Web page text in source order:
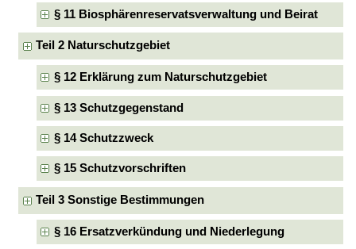
§ 11 Biosphärenreservatsverwaltung und Beirat
Teil 2 Naturschutzgebiet
§ 12 Erklärung zum Naturschutzgebiet
§ 13 Schutzgegenstand
§ 14 Schutzzweck
§ 15 Schutzvorschriften
Teil 3 Sonstige Bestimmungen
§ 16 Ersatzverkündung und Niederlegung